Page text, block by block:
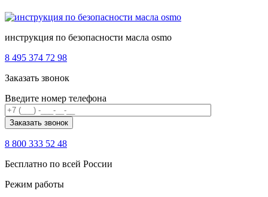
инструкция по безопасности масла osmo
8 495 374 72 98
Заказать звонок
Введите номер телефона
8 800 333 52 48
Бесплатно по всей России
Режим работы